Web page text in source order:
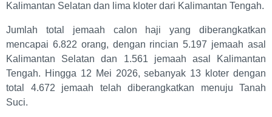
Kalimantan Selatan dan lima kloter dari Kalimantan Tengah.
Jumlah total jemaah calon haji yang diberangkatkan
mencapai 6.822 orang, dengan rincian 5.197 jemaah asal
Kalimantan Selatan dan 1.561 jemaah asal Kalimantan
Tengah. Hingga 12 Mei 2026, sebanyak 13 kloter dengan
total 4.672 jemaah telah diberangkatkan menuju Tanah
Suci.